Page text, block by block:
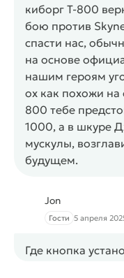
киборг T-800
бою против
спасти нас,
на основе
нашим героям
ох как похожи
800 тебе
1000, а в шкуре
мускулы,
будущем.
Jon
Гости 5 апреля
Где кнопка